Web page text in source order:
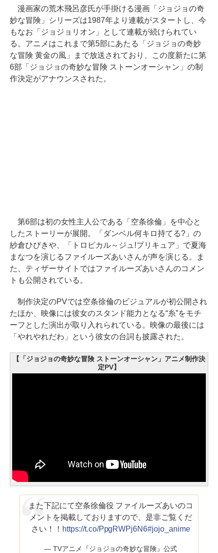
漫画家の荒木飛呂彦氏が手掛ける漫画「ジョジョの奇
妙な冒険」シリーズは1987年より連載がスタートし、今
もなお「ジョジョリオン」として連載が続けられてい
る。アニメはこれまで第5部にあたる「ジョジョの奇妙
な冒険 黄金の風」まで放送されており、この度新たに第
6部「ジョジョの奇妙な冒険 ストーンオーシャン」の制
作決定がアナウンスされた。
第6部は初の女性主人公である「空条徐倫」を中心と
したストーリーが展開。「ダンベル何キロ持てる?」の
紗倉ひびきや、「トロピカル～ジュ!プリキュア」で夏海
まなつを演じるファイルーズあいさんが声を演じる。ま
た、ティザーサイトではファイルーズあいさんのコメン
トも公開されている。
制作決定のPVでは空条徐倫のビジュアルが初公開され
たほか、映像には彼女のスタンド能力となる“糸”をモチ
ーフとした演出が取り入れられている。映像の最後には
「やれやれだわ」という彼女の台詞も披露された。
【「ジョジョの奇妙な冒険 ストーンオーシャン」アニメ制作決
定PV】
また下記にて空条徐倫役 ファイルーズあいのコ
メントを掲載しておりますので、是非ご覧くだ
さい！！ https://t.co/PpgRWPj6N6#jojo_anime
— TVアニメ『ジョジョの奇妙な冒険』公式